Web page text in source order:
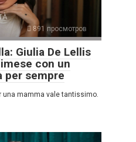
891 просмотров
Giulia De Lellis
con un
per sempre
una mamma vale tantissimo.